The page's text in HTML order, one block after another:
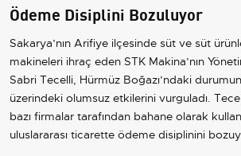
Ödeme Disiplini Bozuluyor
Sakarya’nın Arifiye ilçesinde süt ve süt
makineleri ihraç eden STK Makina’nın
Sabri Tecelli, Hürmüz Boğazı’ndaki
üzerindeki olumsuz etkilerini vurguladı.
bazı firmalar tarafından bahane olarak
uluslararası ticarette ödeme disiplinini